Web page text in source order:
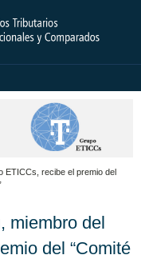
ETICCs, recibe el premio del
miembro del
del “Comité